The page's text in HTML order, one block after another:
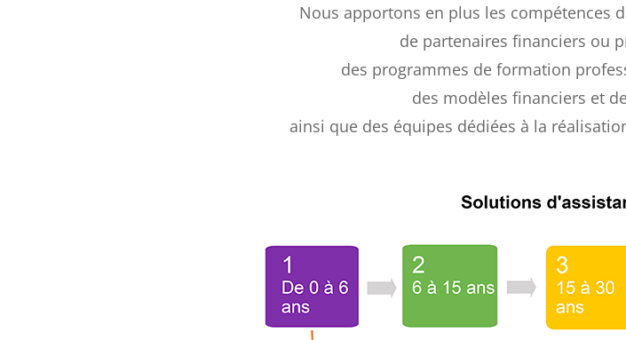
Nous apportons en plus les compétences
de partenaires financiers ou
des programmes de formation
des modèles financiers et
ainsi que des équipes dédiées à la